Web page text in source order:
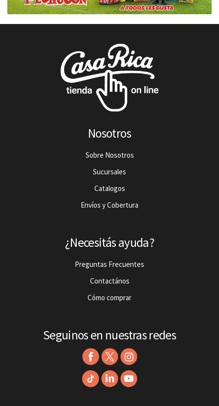
Nosotros
Sobre Nosotros
Sucursales
Catalogos
Envíos y Cobertura
¿Necesitás ayuda?
Preguntas Frecuentes
Contactános
Cómo comprar
Seguinos en nuestras redes